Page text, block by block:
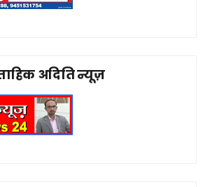
अदिति न्यूज़